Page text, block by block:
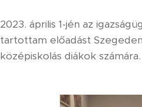
2023. április 1-jén az
tartottam előadást
középiskolás diákok számára.